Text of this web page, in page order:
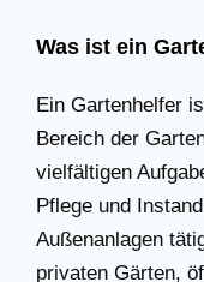
Was ist ein
Ein Gartenhelfer
Bereich der
vielfältigen
Pflege und
Außenanlagen
privaten Gärten,